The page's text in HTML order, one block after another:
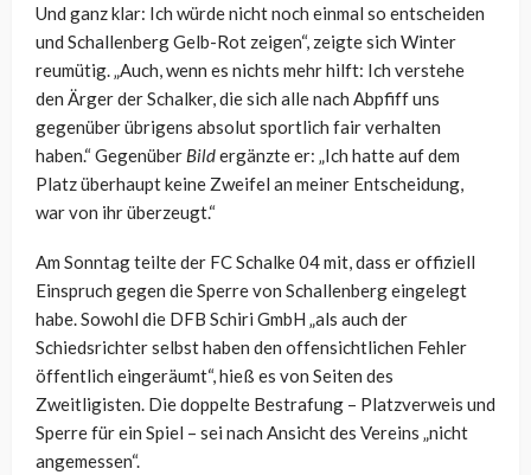
Und ganz klar: Ich würde nicht noch einmal so entscheiden
und Schallenberg Gelb-Rot zeigen“, zeigte sich Winter
reumütig. „Auch, wenn es nichts mehr hilft: Ich verstehe
den Ärger der Schalker, die sich alle nach Abpfiff uns
gegenüber übrigens absolut sportlich fair verhalten
haben.“ Gegenüber Bildergänzte er: „Ich hatte auf dem
Platz überhaupt keine Zweifel an meiner Entscheidung,
war von ihr überzeugt.“
Am Sonntag teilte der FC Schalke 04 mit, dass er offiziell
Einspruch gegen die Sperre von Schallenberg eingelegt
habe.Sowohl die DFB Schiri GmbH „als auch der
Schiedsrichter selbst haben den offensichtlichen Fehler
öffentlich eingeräumt“, hieß es von Seiten des
Zweitligisten. Diedoppelte Bestrafung – Platzverweis und
Sperre für ein Spiel – sei nach Ansicht des Vereins „nicht
angemessen“.